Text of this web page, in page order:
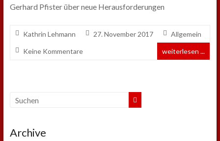
Gerhard Pfister über neue Herausforderungen
Kathrin Lehmann 27. November 2017 Allgemein
Keine Kommentare weiterlesen ...
Archive